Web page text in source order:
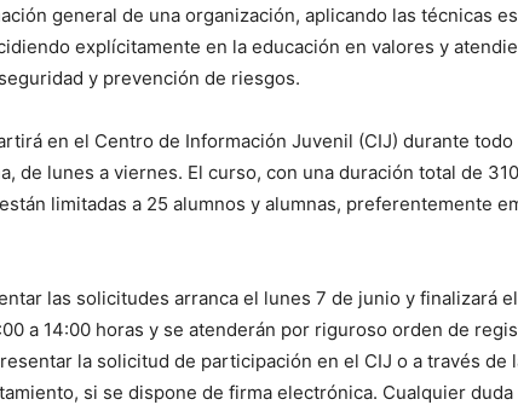
general de una organización, aplicando las técnicas
explícitamente en la educación en valores y
y prevención de riesgos.
en el Centro de Información Juvenil (CIJ) durante
de lunes a viernes. El curso, con una duración total de
limitadas a 25 alumnos y alumnas, preferentemente
las solicitudes arranca el lunes 7 de junio y finalizará
a 14:00 horas y se atenderán por riguroso orden de
la solicitud de participación en el CIJ o a través de
si se dispone de firma electrónica. Cualquier duda